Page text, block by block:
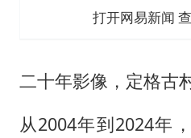
打开网易新闻
二十年影像，定格古
从2004年到2024年